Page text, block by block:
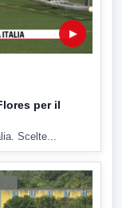
▶
per il
Scelte...